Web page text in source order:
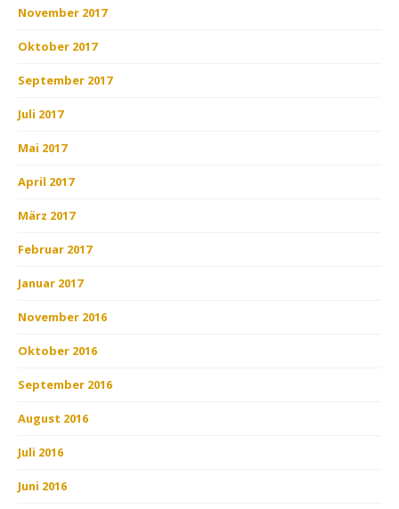
November 2017
Oktober 2017
September 2017
Juli 2017
Mai 2017
April 2017
März 2017
Februar 2017
Januar 2017
November 2016
Oktober 2016
September 2016
August 2016
Juli 2016
Juni 2016